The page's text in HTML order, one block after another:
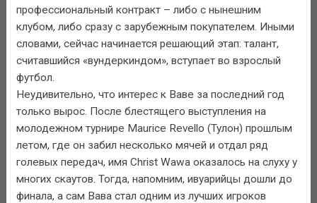
профессиональный контракт – либо с нынешним
клубом, либо сразу с зарубежным покупателем. Иными
словами, сейчас начинается решающий этап: талант,
считавшийся «вундеркиндом», вступает во взрослый
футбол.
Неудивительно, что интерес к Ваве за последний год
только вырос. После блестящего выступления на
молодежном турнире Maurice Revello (Тулон) прошлым
летом, где он забил несколько мячей и отдал ряд
голевых передач, имя Christ Wawa оказалось на слуху у
многих скаутов. Тогда, напомним, ивуарийцы дошли до
финала, а сам Вава стал одним из лучших игроков